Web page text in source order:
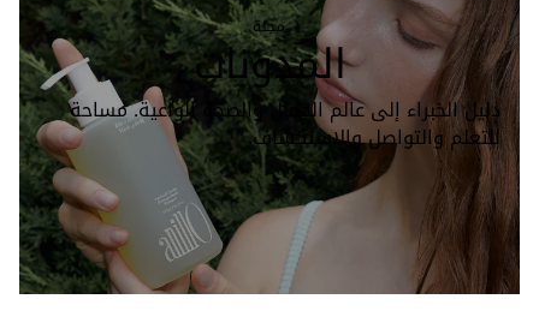
مجلة
المدونات
دليل الخبراء إلى عالم الجمال والصحة الواعية. مساحة
للتعلم والتواصل والاستكشاف.